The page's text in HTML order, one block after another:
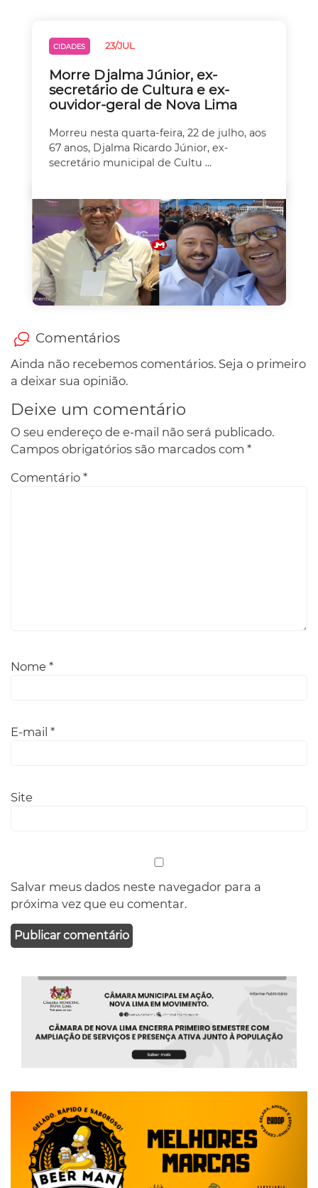
CIDADES 23/JUL
Morre Djalma Júnior, ex-
secretário de Cultura e ex-
ouvidor-geral de Nova Lima
Morreu nesta quarta-feira, 22 de julho, aos
67 anos, Djalma Ricardo Júnior, ex-
secretário municipal de Cultu ...
Comentários
Ainda não recebemos comentários. Seja o primeiro
a deixar sua opinião.
Deixe um comentário
O seu endereço de e-mail não será publicado.
Campos obrigatórios são marcados com *
Comentário *
Nome *
E-mail *
Site
Salvar meus dados neste navegador para a
próxima vez que eu comentar.